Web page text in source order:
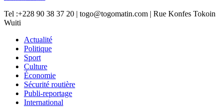
Tel :+228 90 38 37 20 | togo@togomatin.com | Rue Konfes Tokoin
Wuiti
Actualité
Politique
Sport
Culture
Économie
Sécurité routière
Publi-reportage
International